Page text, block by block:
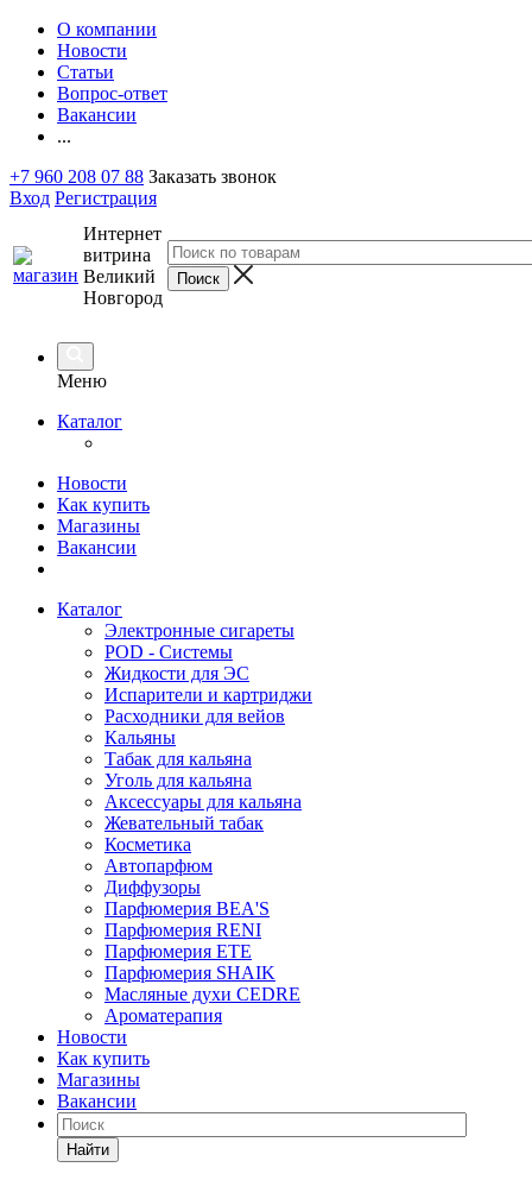
О компании
Новости
Статьи
Вопрос-ответ
Вакансии
...
+7 960 208 07 88 Заказать звонок
Вход Регистрация
Интернет
витрина
Великий
Новгород
Меню
Каталог
Новости
Как купить
Магазины
Вакансии
Каталог
Электронные сигареты
POD - Системы
Жидкости для ЭС
Испарители и картриджи
Расходники для вейов
Кальяны
Табак для кальяна
Уголь для кальяна
Аксессуары для кальяна
Жевательный табак
Косметика
Автопарфюм
Диффузоры
Парфюмерия BEA'S
Парфюмерия RENI
Парфюмерия ETE
Парфюмерия SHAIK
Масляные духи CEDRE
Ароматерапия
Новости
Как купить
Магазины
Вакансии
Найти